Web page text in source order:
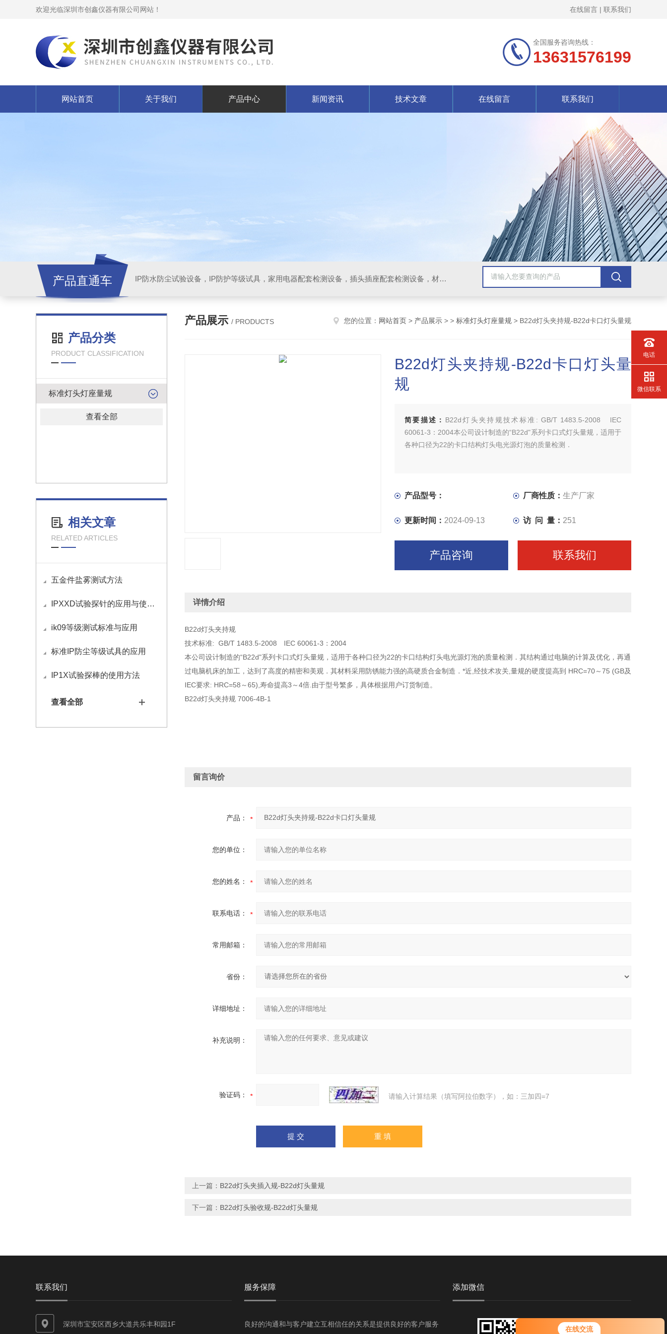
在线交流
您好！欢迎前来咨询，很高兴为您
欢迎光临深圳市创鑫仪器有限公司网站！ 在线留言 | 联系我们
全国服务咨询热线：
13631576199
网站首页 关于我们 产品中心 新闻资讯 技术文章 在线留言 联系我们
产品直通车 IP防水防尘试验设备，IP防护等级试具，家用电器配套检测设备，插头插座配套检测设备，材料阻燃试验设备，碰撞试验装置，GB4943.1配套检测产品，GB9706.1医用电气配套试验设备
产品分类
PRODUCT CLASSIFICATION
标准灯头灯座量规
查看全部
相关文章
RELATED ARTICLES
五金件盐雾测试方法
IPXXD试验探针的应用与使用方法
ik09等级测试标准与应用
标准IP防尘等级试具的应用
IP1X试验探棒的使用方法
查看全部
产品展示 / PRODUCTS 您的位置： 网站首页 > 产品展示 > > 标准灯头灯座量规 > B22d灯头夹持规-B22d卡口灯头量规
B22d灯头夹持规-B22d卡口灯头量
规
简要描述： B22d灯头夹持规技术标准: GB/T 1483.5-2008 IEC
60061-3：2004本公司设计制造的“B22d"系列卡口式灯头量规，适用于
各种口径为22的卡口结构灯头电光源灯泡的质量检测．
产品型号： 厂商性质： 生产厂家
更新时间： 2024-09-13 访 问 量： 251
产品咨询 联系我们
详情介绍
B22d灯头夹持规
技术标准: GB/T 1483.5-2008 IEC 60061-3：2004
本公司设计制造的“B22d"系列卡口式灯头量规，适用于各种口径为22的卡口结构灯头电光源灯泡的质量检测．其结构通过电脑的计算及优化，再通
过电脑机床的加工，达到了高度的精密和美观．其材料采用防锈能力强的高硬质合金制造．*近,经技术攻关,量规的硬度提高到 HRC=70～75 (GB及
IEC要求: HRC=58～65),寿命提高3～4倍.由于型号繁多，具体根据用户订货制造。
B22d灯头夹持规 7006-4B-1
留言询价
产品：
您的单位：
您的姓名：
联系电话：
常用邮箱：
省份：
详细地址：
补充说明：
验证码： 请输入计算结果（填写阿拉伯数字），如：三加四=7
上一篇： B22d灯头夹插入规-B22d灯头量规
下一篇： B22d灯头验收规-B22d灯头量规
联系我们
深圳市宝安区西乡大道共乐丰和园1F
服务保障
良好的沟通和与客户建立互相信任的关系是提供良好的客户服务
添加微信
电话
微信联系